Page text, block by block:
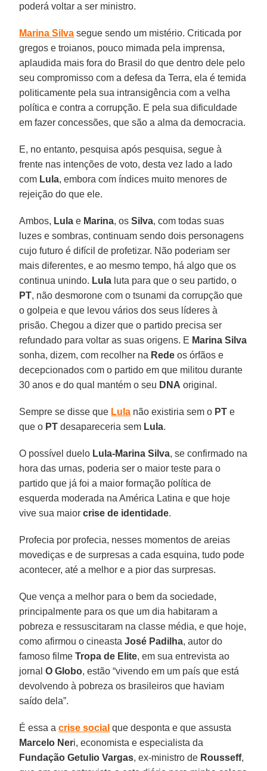
poderá voltar a ser ministro.
Marina Silva segue sendo um mistério. Criticada por
gregos e troianos, pouco mimada pela imprensa,
aplaudida mais fora do Brasil do que dentro dele pelo
seu compromisso com a defesa da Terra, ela é temida
politicamente pela sua intransigência com a velha
política e contra a corrupção. E pela sua dificuldade
em fazer concessões, que são a alma da democracia.
E, no entanto, pesquisa após pesquisa, segue à
frente nas intenções de voto, desta vez lado a lado
com Lula, embora com índices muito menores de
rejeição do que ele.
Ambos, Lula e Marina, osSilva, com todas suas
luzes e sombras, continuam sendo dois personagens
cujo futuro é difícil de profetizar. Não poderiam ser
mais diferentes, e ao mesmo tempo, há algo que os
continua unindo. Lula luta para que o seu partido, o
PT, não desmorone com o tsunami da corrupção que
o golpeia e que levou vários dos seus líderes à
prisão. Chegou a dizer que o partido precisa ser
refundado para voltar as suas origens. E Marina Silva
sonha, dizem, com recolher na Rede os órfãos e
decepcionados com o partido em que militou durante
30 anos e do qual mantém o seu DNA original.
Sempre se disse que Lula não existiria sem o PT e
que o PT desapareceria sem Lula.
O possível duelo Lula-Marina Silva, se confirmado na
hora das urnas, poderia ser o maior teste para o
partido que já foi a maior formação política de
esquerda moderada na América Latina e que hoje
vive sua maiorcrise de identidade.
Profecia por profecia, nesses momentos de areias
movediças e de surpresas a cada esquina, tudo pode
acontecer, até a melhor e a pior das surpresas.
Que vença a melhor para o bem da sociedade,
principalmente para os que um dia habitaram a
pobreza e ressuscitaram na classe média, e que hoje,
como afirmou o cineastaJosé Padilha, autor do
famoso filmeTropa de Elite, em sua entrevista ao
jornalO Globo, estão “vivendo em um país que está
devolvendo à pobreza os brasileiros que haviam
saído dela”.
É essa acrise social que desponta e que assusta
Marcelo Neri, economista e especialista da
Fundação Getulio Vargas, ex-ministro de Rousseff,